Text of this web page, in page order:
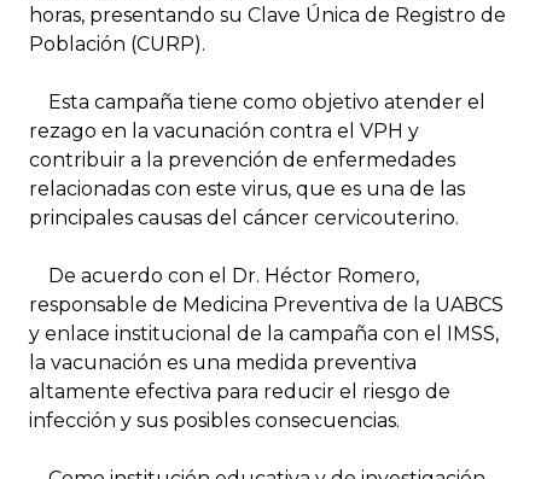
horas, presentando su Clave Única de Registro de
Población (CURP).
Esta campaña tiene como objetivo atender el
rezago en la vacunación contra el VPH y
contribuir a la prevención de enfermedades
relacionadas con este virus, que es una de las
principales causas del cáncer cervicouterino.
De acuerdo con el Dr. Héctor Romero,
responsable de Medicina Preventiva de la UABCS
y enlace institucional de la campaña con el IMSS,
la vacunación es una medida preventiva
altamente efectiva para reducir el riesgo de
infección y sus posibles consecuencias.